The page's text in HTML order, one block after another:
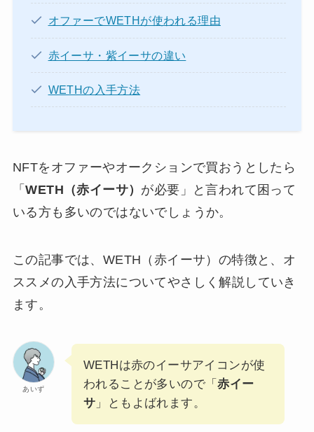
オファーでWETHが使われる理由
赤イーサ・紫イーサの違い
WETHの入手方法
NFTをオファーやオークションで買おうとしたら
「WETH（赤イーサ） が必要」と言われて困って
いる方も多いのではないでしょうか。
この記事では、WETH（赤イーサ）の特徴と、オ
ススメの入手方法についてやさしく解説していき
ます。
あいず
WETHは赤のイーサアイコンが使
われることが多いので「赤イー
サ 」ともよばれます。